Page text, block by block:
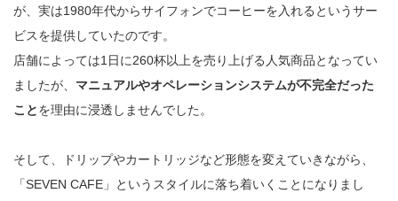
が、実は1980年代からサイフォンでコーヒーを入れるというサー
ビスを提供していたのです。
店舗によっては1日に260杯以上を売り上げる人気商品となってい
ましたが、 マニュアルやオペレーションシステムが不完全だった
ことを理由に浸透しませんでした。
そして、ドリップやカートリッジなど形態を変えていきながら、
「SEVEN CAFE」というスタイルに落ち着いくことになりまし